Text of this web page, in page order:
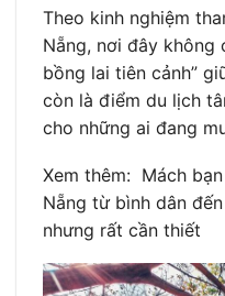
Theo kinh nghiệm
Nẵng, nơi đây không
bồng lai tiên cảnh”
còn là điểm du lịch
cho những ai đang
Xem thêm: Mách
Nẵng từ bình dân
nhưng rất cần thiết